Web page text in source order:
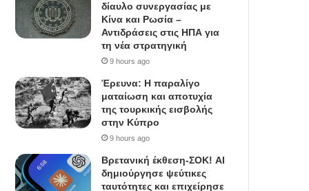
δίαυλο συνεργασίας με
Κίνα και Ρωσία –
Αντιδράσεις στις ΗΠΑ για
τη νέα στρατηγική
9 hours ago
Έρευνα: Η παραλίγο
ματαίωση και αποτυχία
της τουρκικής εισβολής
στην Κύπρο
9 hours ago
Βρετανική έκθεση-ΣΟΚ! AI
δημιούργησε ψεύτικες
ταυτότητες και επιχείρησε